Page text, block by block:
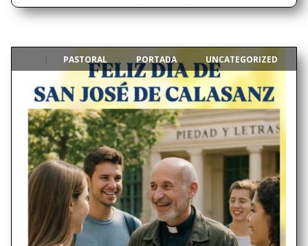
PASTORAL PORTADA , UNCATEGORIZED